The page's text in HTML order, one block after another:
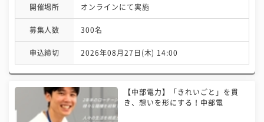
開催場所 オンラインにて実施
募集人数 300名
申込締切 2026年08月27日(木) 14:00
【中部電力】「きれいごと」を貫
き、想いを形にする！中部電